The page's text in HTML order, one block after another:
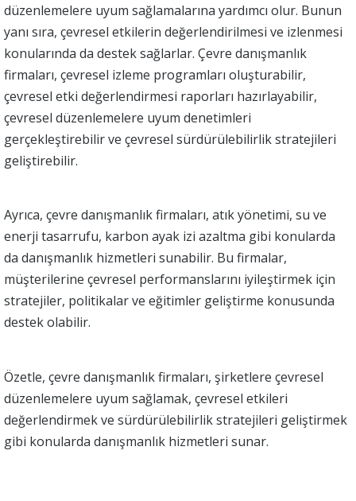
düzenlemelere uyum sağlamalarına yardımcı olur. Bunun
yanı sıra, çevresel etkilerin değerlendirilmesi ve izlenmesi
konularında da destek sağlarlar. Çevre danışmanlık
firmaları, çevresel izleme programları oluşturabilir,
çevresel etki değerlendirmesi raporları hazırlayabilir,
çevresel düzenlemelere uyum denetimleri
gerçekleştirebilir ve çevresel sürdürülebilirlik stratejileri
geliştirebilir.
Ayrıca, çevre danışmanlık firmaları, atık yönetimi, su ve
enerji tasarrufu, karbon ayak izi azaltma gibi konularda
da danışmanlık hizmetleri sunabilir. Bu firmalar,
müşterilerine çevresel performanslarını iyileştirmek için
stratejiler, politikalar ve eğitimler geliştirme konusunda
destek olabilir.
Özetle, çevre danışmanlık firmaları, şirketlere çevresel
düzenlemelere uyum sağlamak, çevresel etkileri
değerlendirmek ve sürdürülebilirlik stratejileri geliştirmek
gibi konularda danışmanlık hizmetleri sunar.